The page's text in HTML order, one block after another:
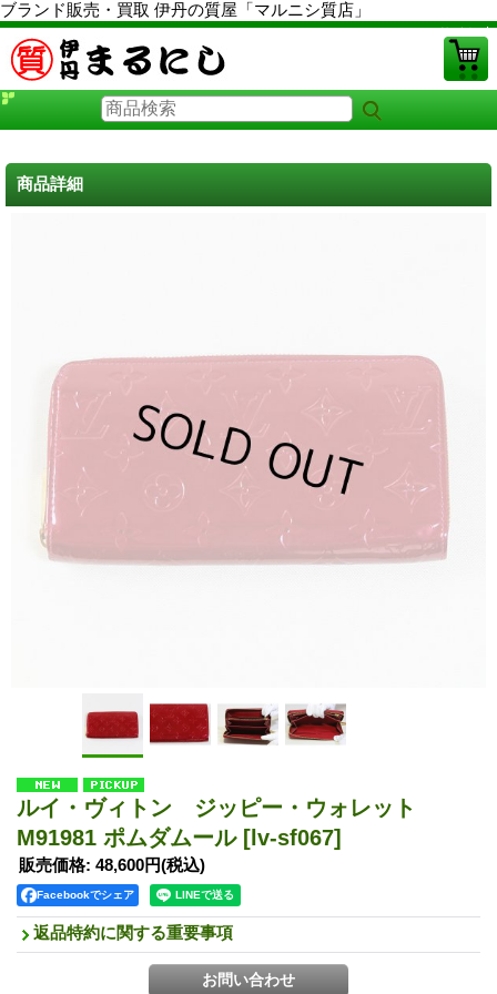
ブランド販売・買取 伊丹の質屋「マルニシ質店」
PCサイト
商品詳細
ルイ・ヴィトン ジッピー・ウォレット
M91981 ポムダムール [lv-sf067]
販売価格: 48,600円(税込)
Facebookでシェア
返品特約に関する重要事項